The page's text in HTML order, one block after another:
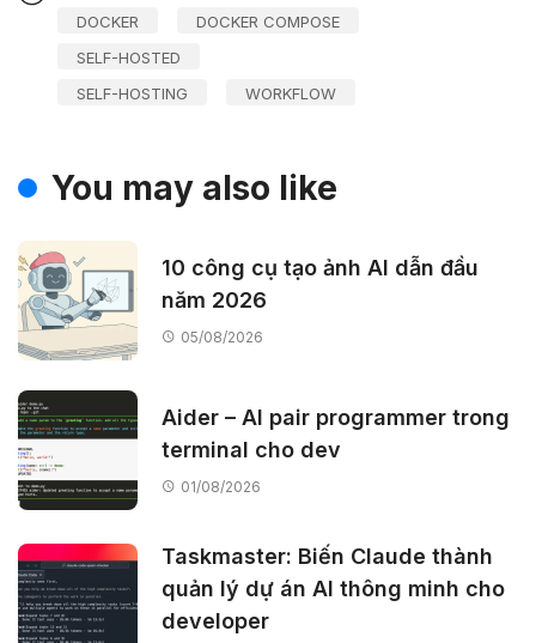
DOCKER
DOCKER COMPOSE
SELF-HOSTED
SELF-HOSTING
WORKFLOW
You may also like
10 công cụ tạo ảnh AI dẫn đầu
năm 2026
05/08/2026
Aider – AI pair programmer trong
terminal cho dev
01/08/2026
Taskmaster: Biến Claude thành
quản lý dự án AI thông minh cho
developer